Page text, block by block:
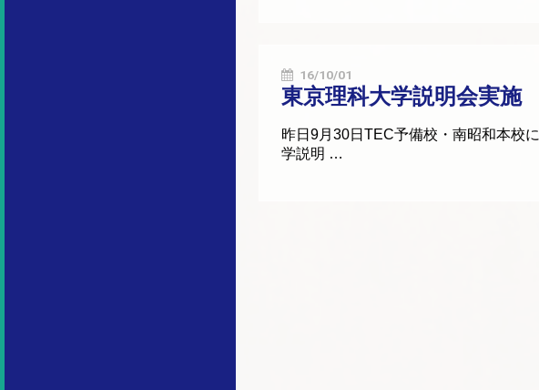
16/10/01
東京理科大学説明会実施
昨日9月30日TEC予備校・南昭和本校
学説明 …